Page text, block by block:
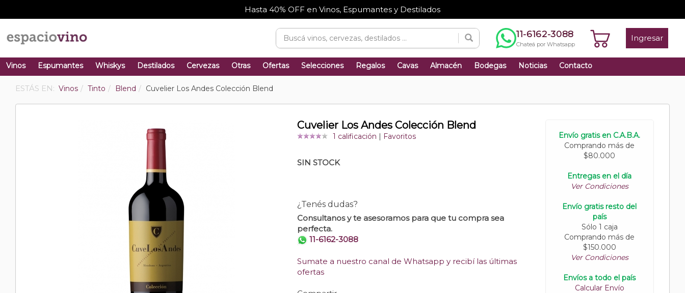
Hasta 40% OFF en Vinos, Espumantes y Destilados
11-6162-3088
Chateá por Whatsapp
Ingresar
Vinos Espumantes Whiskys Destilados Cervezas Otras Ofertas Selecciones Regalos Cavas Almacén Bodegas Noticias Contacto
ESTÁS EN: Vinos Tinto Blend Cuvelier Los Andes Colección Blend
Cuvelier Los Andes Colección Blend
1 calificación Favoritos
SIN STOCK
¿Tenés dudas?
Consultanos y te asesoramos para que tu compra sea
perfecta.
11-6162-3088
Sumate a nuestro canal de Whatsapp y recibí las últimas
ofertas
Envío gratis en C.A.B.A.
Comprando más de
$80.000
Entregas en el día
Ver Condiciones
Envío gratis resto del
país
Sólo 1 caja
Comprando más de
$150.000
Ver Condiciones
Envíos a todo el país
Calcular Envío